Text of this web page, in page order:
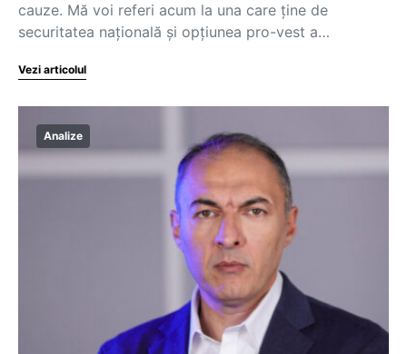
cauze. Mă voi referi acum la una care ține de
securitatea națională și opțiunea pro-vest a…
Vezi articolul
Analize